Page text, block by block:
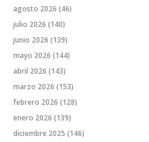
agosto 2026 (46)
julio 2026 (140)
junio 2026 (139)
mayo 2026 (144)
abril 2026 (143)
marzo 2026 (153)
febrero 2026 (128)
enero 2026 (139)
diciembre 2025 (146)